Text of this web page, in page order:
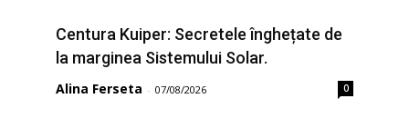
Centura Kuiper: Secretele înghețate de
la marginea Sistemului Solar.
Alina Ferseta - 07/08/2026 0